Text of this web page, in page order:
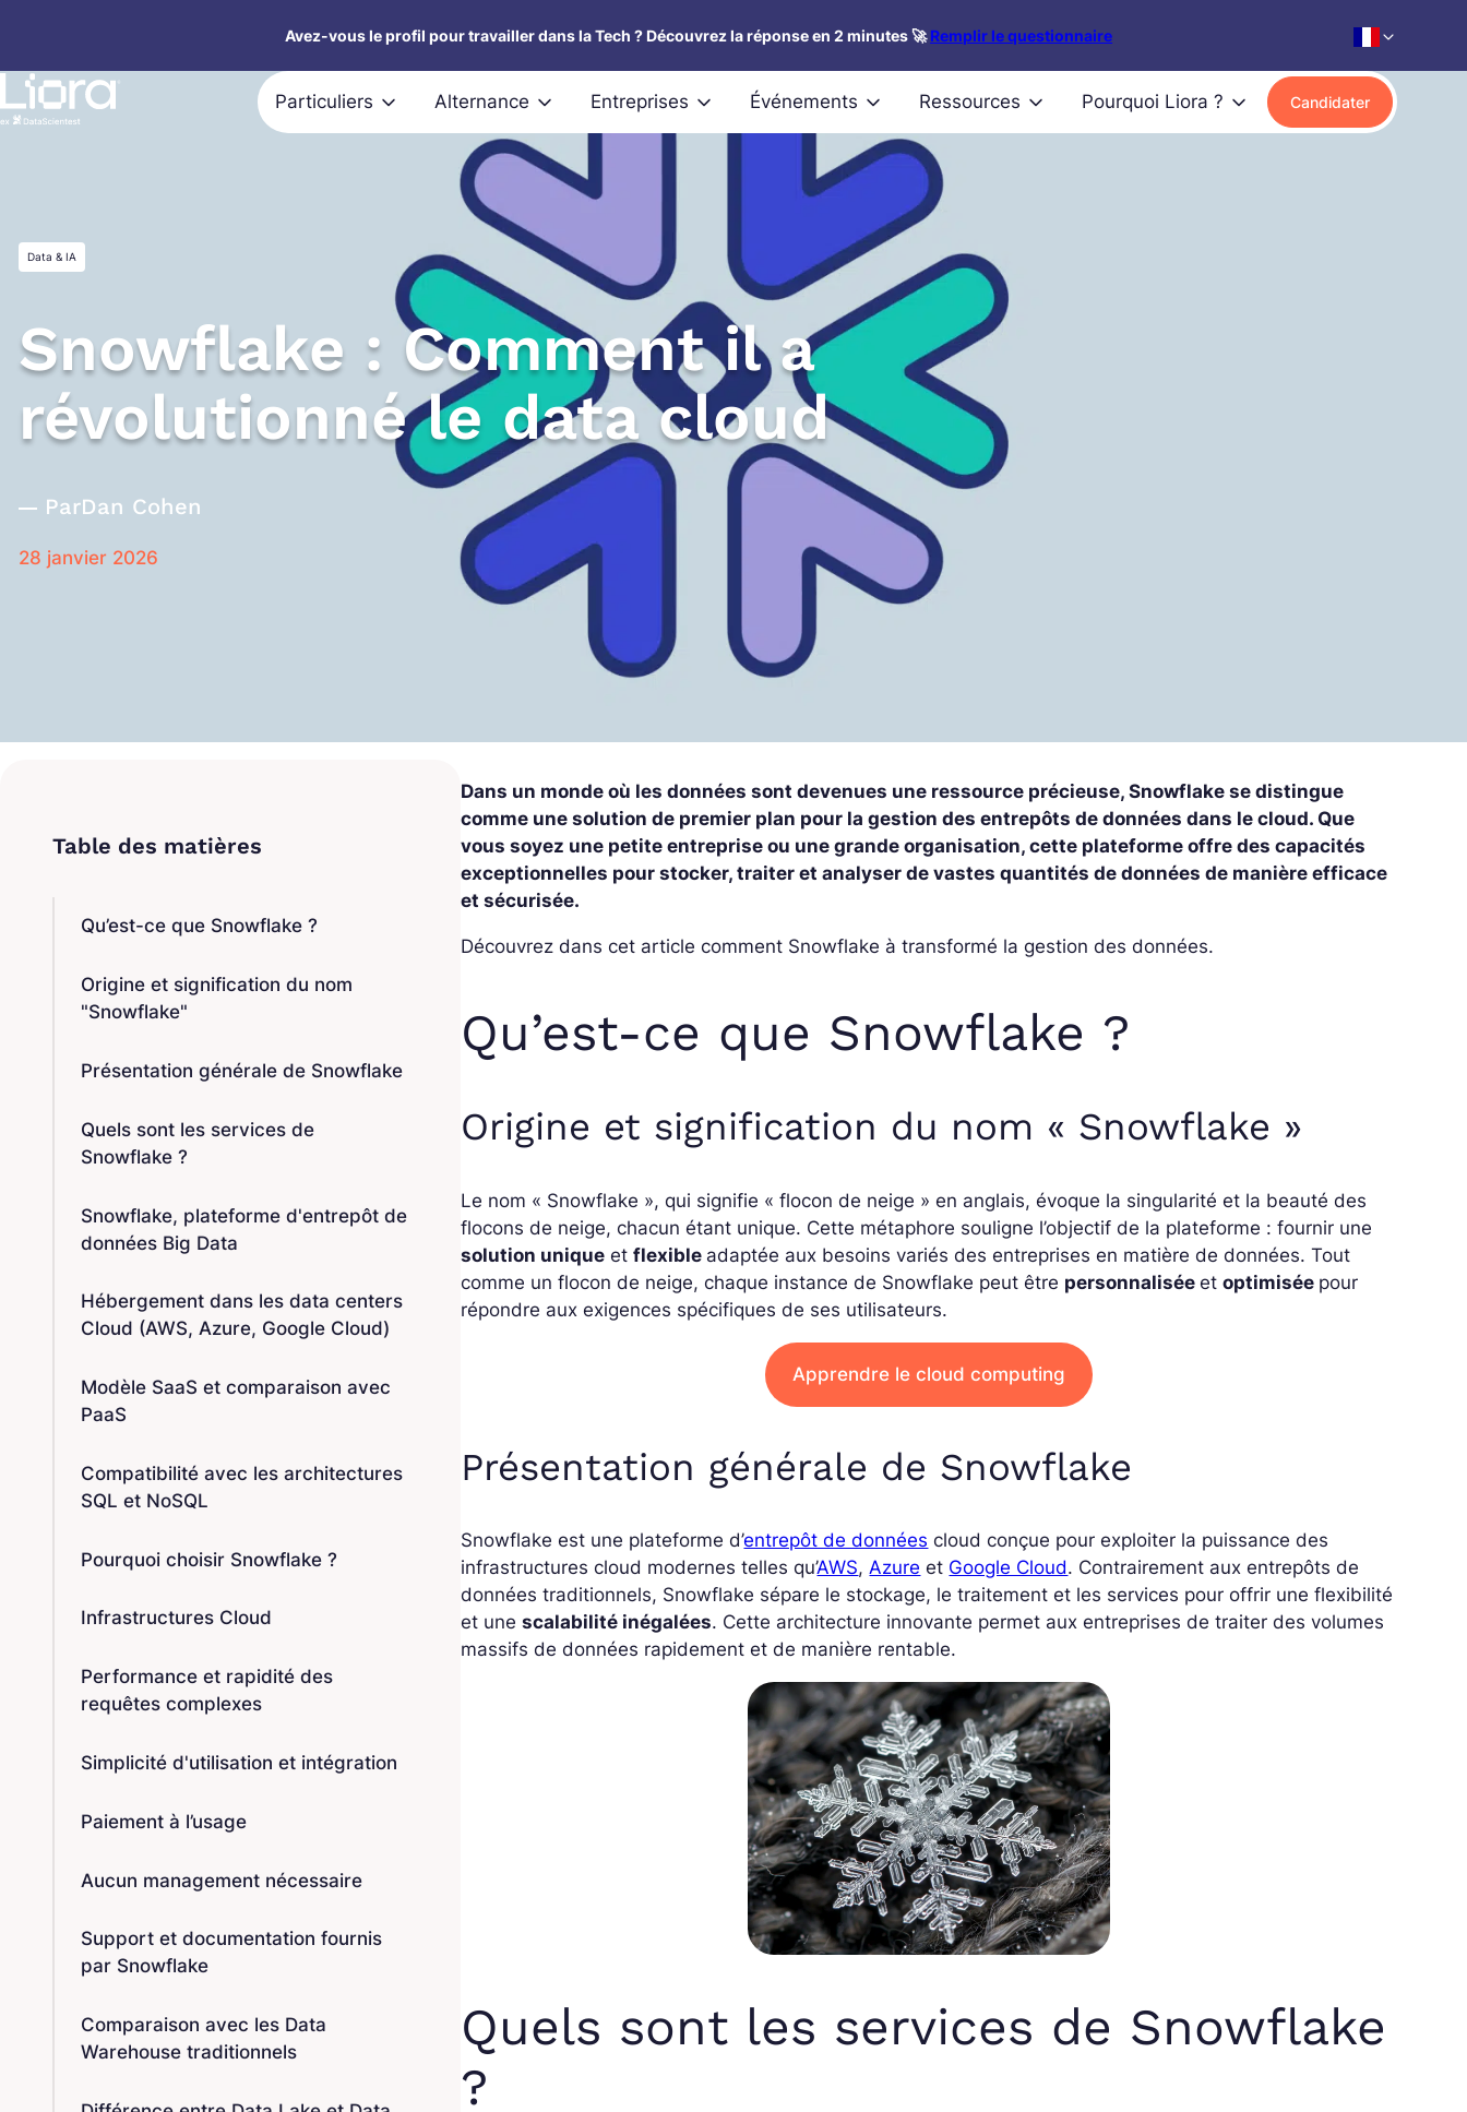
contenu
Avez-vous le profil pour travailler dans la Tech ? Découvrez la réponse en 2 minutes 🚀Remplir le questionnaire
Particuliers Alternance Entreprises Événements Ressources Pourquoi Liora ? Candidater
Data & IA
Snowflake : Comment il a
révolutionné le data cloud
ParDan Cohen
28 janvier 2026
Qu’est-ce que Snowflake ?
Origine et signification du nom
"Snowflake"
Présentation générale de Snowflake
Quels sont les services de
Snowflake ?
Snowflake, plateforme d'entrepôt de
données Big Data
Hébergement dans les data centers
Cloud (AWS, Azure, Google Cloud)
Modèle SaaS et comparaison avec
PaaS
Compatibilité avec les architectures
SQL et NoSQL
Pourquoi choisir Snowflake ?
Infrastructures Cloud
Performance et rapidité des
requêtes complexes
Simplicité d'utilisation et intégration
Paiement à l’usage
Aucun management nécessaire
Support et documentation fournis
par Snowflake
Comparaison avec les Data
Warehouse traditionnels
Dans un monde où les données sont devenues une ressource précieuse, Snowflake se distingue
comme une solution de premier plan pour la gestion des entrepôts de données dans le cloud. Que
vous soyez une petite entreprise ou une grande organisation, cette plateforme offre des capacités
exceptionnelles pour stocker, traiter et analyser de vastes quantités de données de manière efficace
et sécurisée.
Découvrez dans cet article comment Snowflake à transformé la gestion des données.
Qu’est-ce que Snowflake ?
Origine et signification du nom « Snowflake »
Le nom « Snowflake », qui signifie « flocon de neige » en anglais, évoque la singularité et la beauté des
flocons de neige, chacun étant unique. Cette métaphore souligne l’objectif de la plateforme : fournir une
solution unique etflexible adaptée aux besoins variés des entreprises en matière de données. Tout
comme un flocon de neige, chaque instance de Snowflake peut être personnaliséeetoptimisée pour
répondre aux exigences spécifiques de ses utilisateurs.
Apprendre le cloud computing
Présentation générale de Snowflake
Snowflake est une plateforme d’entrepôt de données cloud conçue pour exploiter la puissance des
infrastructures cloud modernes telles qu’AWS,Azure et Google Cloud. Contrairement aux entrepôts de
données traditionnels, Snowflake sépare le stockage, le traitement et les services pour offrir une flexibilité
et unescalabilité inégalées. Cette architecture innovante permet aux entreprises de traiter des volumes
massifs de données rapidement et de manière rentable.
Quels sont les services de Snowflake
?